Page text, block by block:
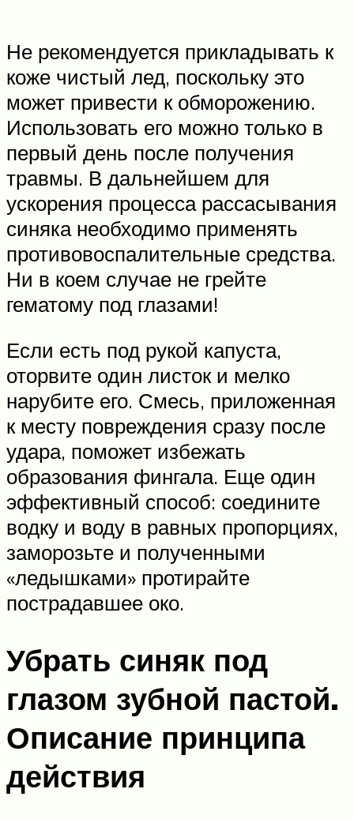
Не рекомендуется прикладывать к
коже чистый лед, поскольку это
может привести к обморожению.
Использовать его можно только в
первый день после получения
травмы. В дальнейшем для
ускорения процесса рассасывания
синяка необходимо применять
противовоспалительные средства.
Ни в коем случае не грейте
гематому под глазами!
Если есть под рукой капуста,
оторвите один листок и мелко
нарубите его. Смесь, приложенная
к месту повреждения сразу после
удара, поможет избежать
образования фингала. Еще один
эффективный способ: соедините
водку и воду в равных пропорциях,
заморозьте и полученными
«ледышками» протирайте
пострадавшее око.
Убрать синяк под
глазом зубной пастой.
Описание принципа
действия